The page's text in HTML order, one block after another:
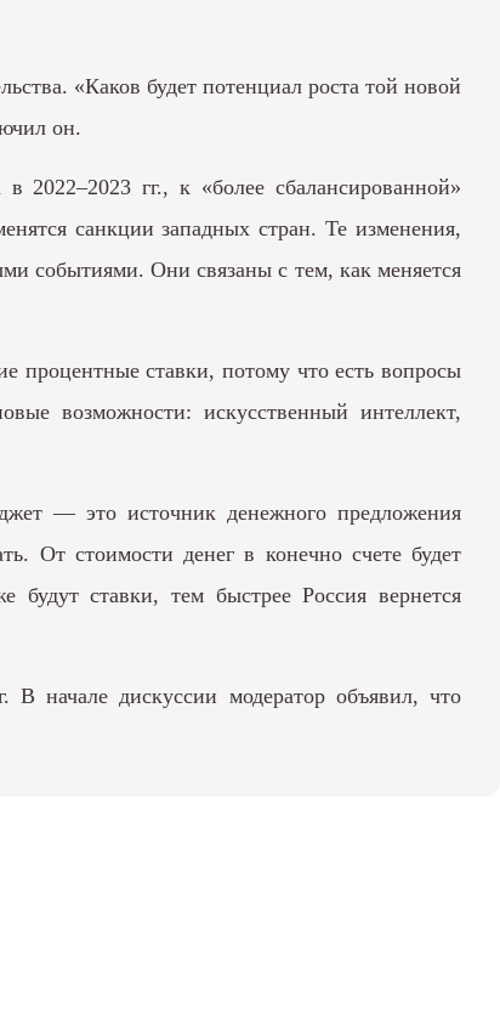
«Каков будет потенциал роста той новой
он.
2022–2023 гг., к «более сбалансированной»
санкции западных стран. Те изменения,
событиями. Они связаны с тем, как меняется
процентные ставки, потому что есть вопросы
возможности: искусственный интеллект,
— это источник денежного предложения
От стоимости денег в конечно счете будет
ставки, тем быстрее Россия вернется
начале дискуссии модератор объявил, что